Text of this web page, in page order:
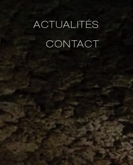
ACTUALITÉS
CONTACT